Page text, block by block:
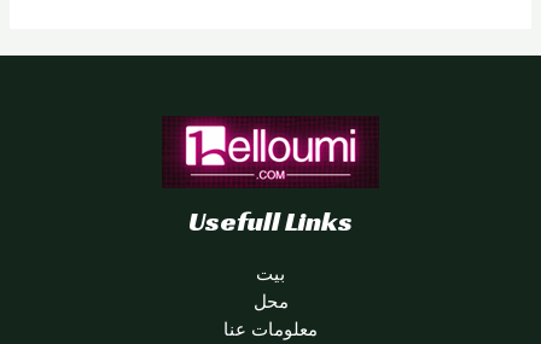
Usefull Links
بيت
محل
معلومات عنا